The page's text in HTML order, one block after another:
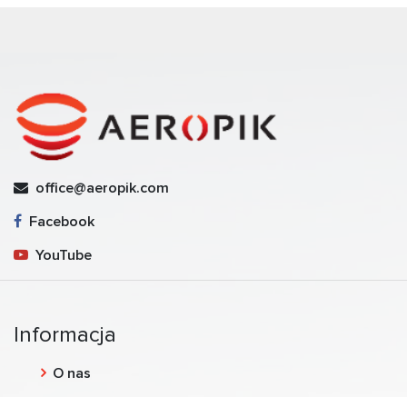
office@aeropik.com
Facebook
YouTube
Informacja
O nas